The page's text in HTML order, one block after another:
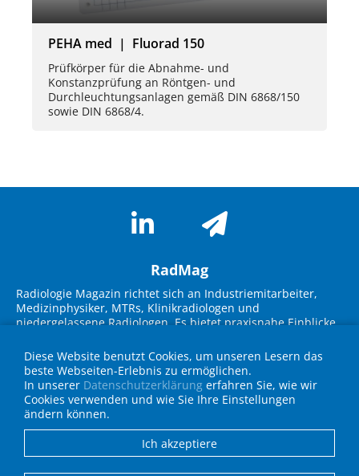
PEHA med | Fluorad 150
Prüfkörper für die Abnahme- und
Konstanzprüfung an Röntgen- und
Durchleuchtungsanlagen gemäß DIN 6868/150
sowie DIN 6868/4.
RadMag
Radiologie Magazin richtet sich an Industriemitarbeiter,
Medizinphysiker, MTRs, Klinikradiologen und
niedergelassene Radiologen. Es bietet praxisnahe Einblicke
Lösungen. Im Fokus stehen Themen wie KI-Integration,
Workflow-Optimierung, strukturierte Befundung und
Strahlenschutz. Experteninterviews, Fallbeispiele und
Geräteübersichten unterstützen die Zielgruppe bei
Entscheidungen für die Praxis und fördern den
Diese Website benutzt Cookies, um unseren Lesern das
beste Webseiten-Erlebnis zu ermöglichen.
In unserer Datenschutzerklärung erfahren Sie, wie wir
Cookies verwenden und wie Sie Ihre Einstellungen
ändern können.
Ich akzeptiere